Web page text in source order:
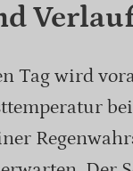
Tag wird